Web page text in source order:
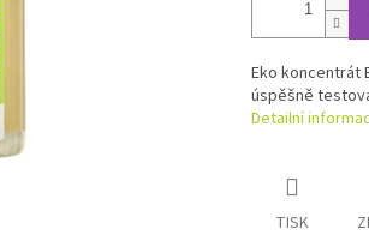
Eko koncentrát
úspěšně
Detailní
TISK